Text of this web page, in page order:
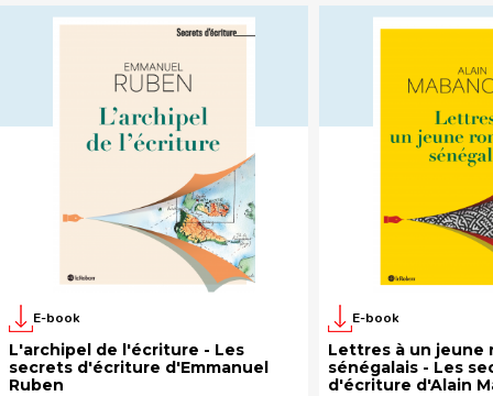
E-book
L'archipel de l'écriture - Les
secrets d'écriture d'Emmanuel
Ruben
E-book
Lettres à un jeune
sénégalais - Les
d'écriture d'Alain